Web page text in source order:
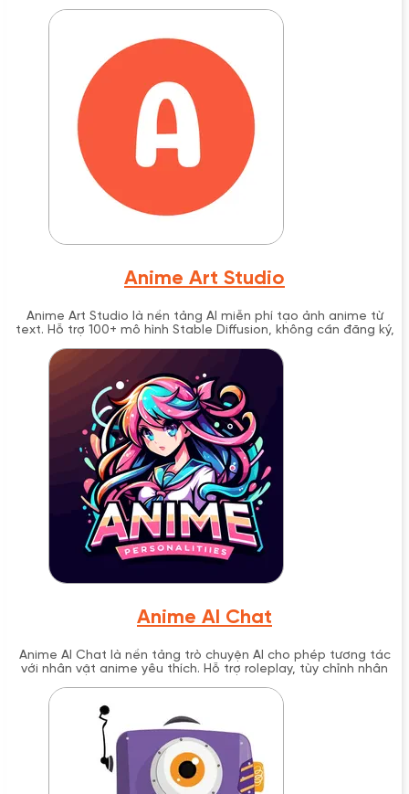
Anime Art Studio
Anime Art Studio là nền tảng AI miễn phí tạo ảnh anime từ
text. Hỗ trợ 100+ mô hình Stable Diffusion, không cần đăng ký,
Anime AI Chat
Anime AI Chat là nền tảng trò chuyện AI cho phép tương tác
với nhân vật anime yêu thích. Hỗ trợ roleplay, tùy chỉnh nhân